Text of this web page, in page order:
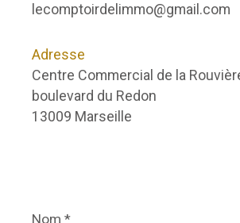
lecomptoirdelimmo@gmail.com
Adresse
Centre Commercial de la
boulevard du Redon
13009 Marseille
*